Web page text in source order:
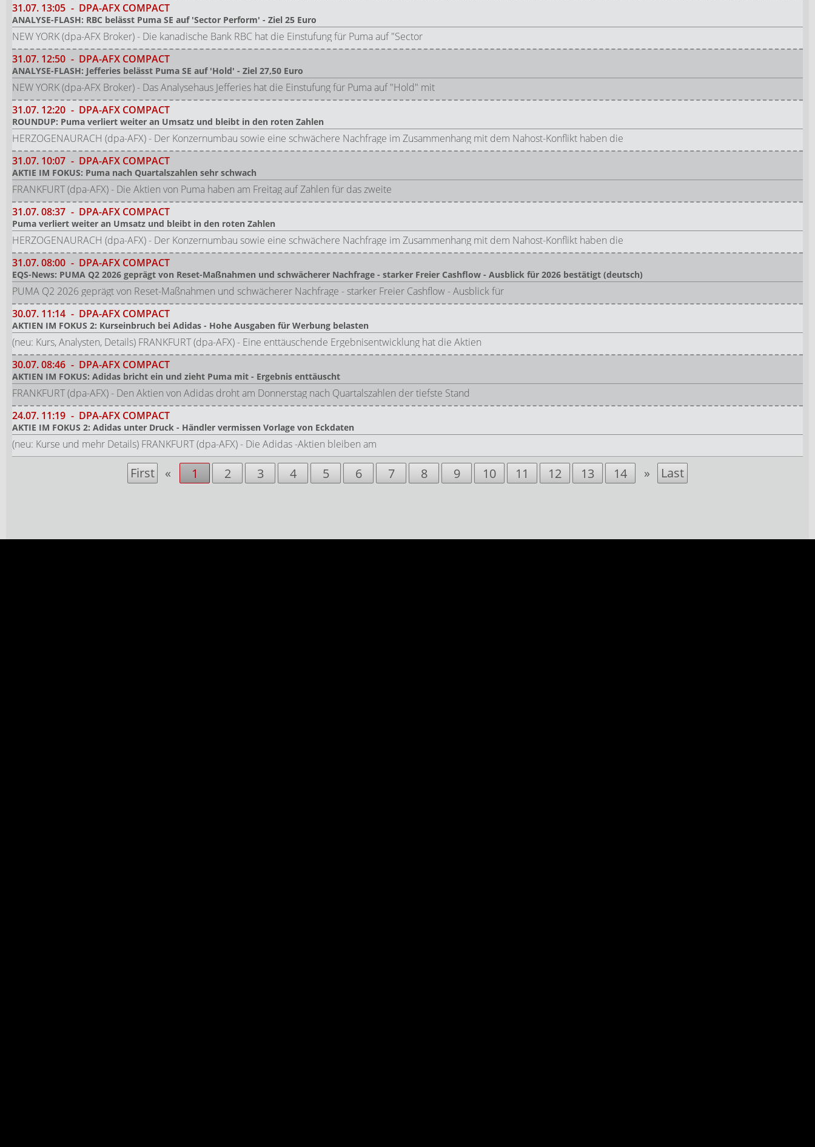
31.07. 13:05 - DPA-AFX COMPACT
ANALYSE-FLASH: RBC belässt Puma SE auf 'Sector Perform' - Ziel 25 Euro
NEW YORK (dpa-AFX Broker) - Die kanadische Bank RBC hat die Einstufung für Puma auf "Sector
31.07. 12:50 - DPA-AFX COMPACT
ANALYSE-FLASH: Jefferies belässt Puma SE auf 'Hold' - Ziel 27,50 Euro
NEW YORK (dpa-AFX Broker) - Das Analysehaus Jefferies hat die Einstufung für Puma auf "Hold" mit
31.07. 12:20 - DPA-AFX COMPACT
ROUNDUP: Puma verliert weiter an Umsatz und bleibt in den roten Zahlen
HERZOGENAURACH (dpa-AFX) - Der Konzernumbau sowie eine schwächere Nachfrage im Zusammenhang mit dem Nahost-Konflikt haben die
31.07. 10:07 - DPA-AFX COMPACT
AKTIE IM FOKUS: Puma nach Quartalszahlen sehr schwach
FRANKFURT (dpa-AFX) - Die Aktien von Puma haben am Freitag auf Zahlen für das zweite
31.07.08:37 - DPA-AFX COMPACT
Puma verliert weiter an Umsatz und bleibt in den roten Zahlen
HERZOGENAURACH (dpa-AFX) - Der Konzernumbau sowie eine schwächere Nachfrage im Zusammenhang mit dem Nahost-Konflikt haben die
31.07.08:00 - DPA-AFX COMPACT
EQS-News: PUMA Q2 2026 geprägt von Reset-Maßnahmen und schwächerer Nachfrage - starker Freier Cashflow - Ausblick für 2026 bestätigt (deutsch)
PUMA Q2 2026 geprägt von Reset-Maßnahmen und schwächerer Nachfrage - starker Freier Cashflow - Ausblick für
30.07. 11:14 - DPA-AFX COMPACT
AKTIEN IM FOKUS 2: Kurseinbruch bei Adidas - Hohe Ausgaben für Werbung belasten
(neu: Kurs, Analysten, Details) FRANKFURT (dpa-AFX) - Eine enttäuschende Ergebnisentwicklung hat die Aktien
30.07.08:46 - DPA-AFX COMPACT
AKTIEN IM FOKUS: Adidas bricht ein und zieht Puma mit - Ergebnis enttäuscht
FRANKFURT (dpa-AFX) - Den Aktien von Adidas droht am Donnerstag nach Quartalszahlen der tiefste Stand
24.07. 11:19 - DPA-AFX COMPACT
AKTIE IM FOKUS 2: Adidas unter Druck - Händler vermissen Vorlage von Eckdaten
(neu: Kurse und mehr Details) FRANKFURT (dpa-AFX) - Die Adidas -Aktien bleiben am
First « 1 2 3 4 5 6 7 8 9 10 11 12 13 14 » Last